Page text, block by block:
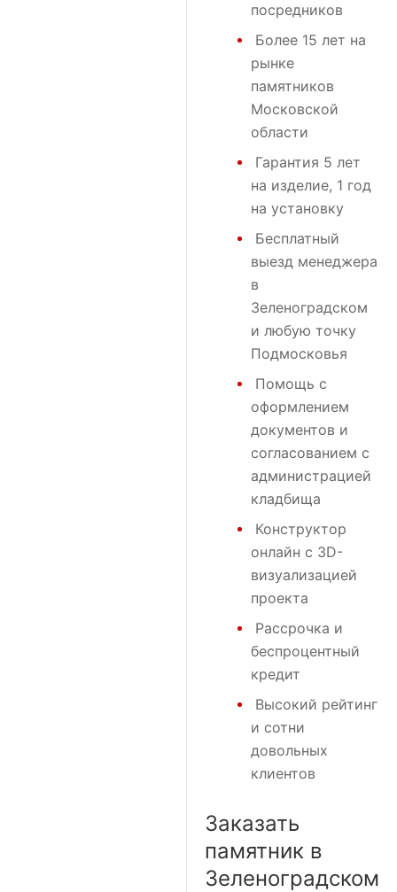
посредников
Более 15 лет на
рынке
памятников
Московской
области
Гарантия 5 лет
на изделие, 1 год
на установку
Бесплатный
выезд менеджера
в
Зеленоградском
и любую точку
Подмосковья
Помощь с
оформлением
документов и
согласованием с
администрацией
кладбища
Конструктор
онлайн с 3D-
визуализацией
проекта
Рассрочка и
беспроцентный
кредит
Высокий рейтинг
и сотни
довольных
клиентов
Заказать
памятник в
Зеленоградском